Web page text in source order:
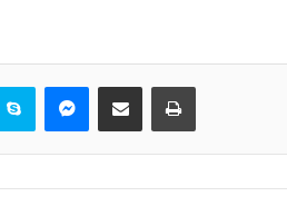
Skype Messenger
Share via Email Print